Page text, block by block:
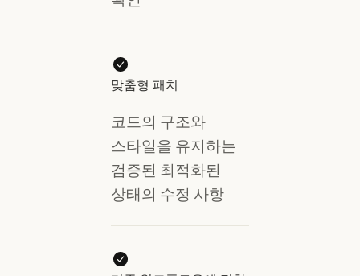
맞춤형 패치
코드의 구조와
스타일을 유지하는
검증된 최적화된
상태의 수정 사항